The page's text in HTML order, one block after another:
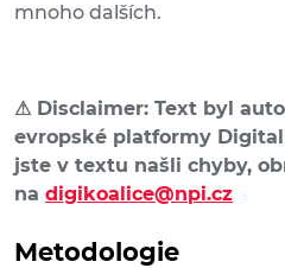
mnoho dalších.
⚠ Disclaimer: Text byl
evropské platformy
jste v textu našli chyby,
na digikoalice@npi.cz
Metodologie